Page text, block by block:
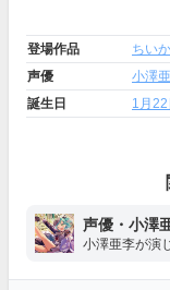
登場作品
ちい
声優
小澤
誕生日
1月22
声優・小澤
小澤亜李が演